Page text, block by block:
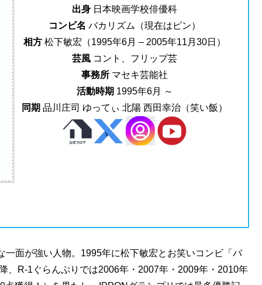
出身 日本映画学校俳優科
コンビ名 バカリズム（現在はピン）
相方 松下敏宏（1995年6月 – 2005年11月30日）
芸風 コント、フリップ芸
事務所 マセキ芸能社
活動時期 1995年6月 ～
同期 品川庄司 ゆってぃ 北陽 西田幸治（笑い飯）
面が強い人物。1995年に松下敏宏とお笑いコンビ「バ
、R-1ぐらんぷりでは2006年・2007年・2009年・2010年